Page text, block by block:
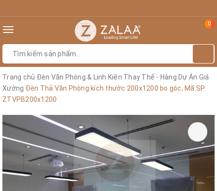
Toggle
0
Trang chủ Đèn Văn Phòng & Linh Kiện Thay Thế - Hàng Dự Án Giá
Xưởng Đèn Thả Văn Phòng kích thước 200x1200 bo góc, Mã SP:
ZTVPB200x1200